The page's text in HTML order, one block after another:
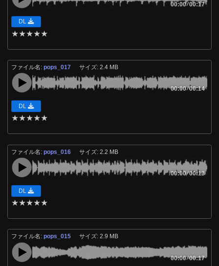
00:00/00:17
DL
★★★★★
ファイル名:pops_017 サイズ: 2.4 MB
00:00/00:14
DL
★★★★★
ファイル名:pops_016 サイズ: 2.2 MB
00:00/00:13
DL
★★★★★
ファイル名:pops_015 サイズ: 2.9 MB
00:00/00:17